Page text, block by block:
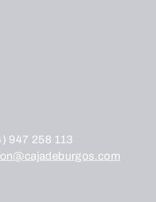
947 258 113